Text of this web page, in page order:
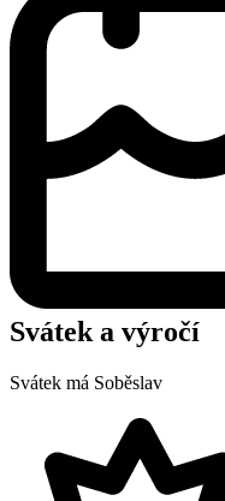
Svátek a výročí
Svátek má Soběslav